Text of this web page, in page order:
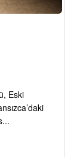
Eski